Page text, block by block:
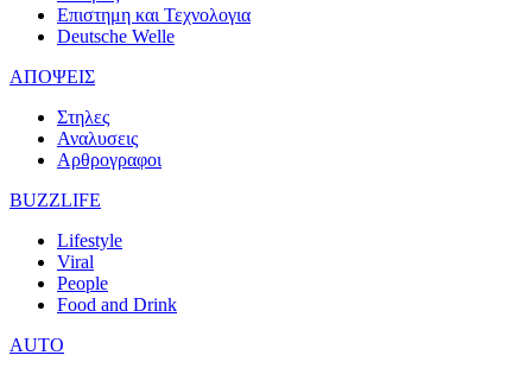
Επιστημη και Τεχνολογια
Deutsche Welle
ΑΠΟΨΕΙΣ
Στηλες
Αναλυσεις
Αρθρογραφοι
BUZZLIFE
Lifestyle
Viral
People
Food and Drink
AUTO